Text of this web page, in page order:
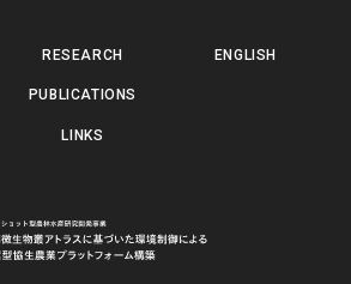
RESEARCH
PUBLICATIONS
LINKS
ENGLISH